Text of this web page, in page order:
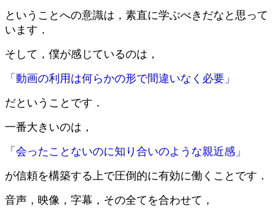
ということへの意識は，素直に学ぶべきだなと思って
います．
そして，僕が感じているのは，
「動画の利用は何らかの形で間違いなく必要」
だということです．
一番大きいのは，
「会ったことないのに知り合いのような親近感」
が信頼を構築する上で圧倒的に有効に働くことです．
音声，映像，字幕，その全てを合わせて，